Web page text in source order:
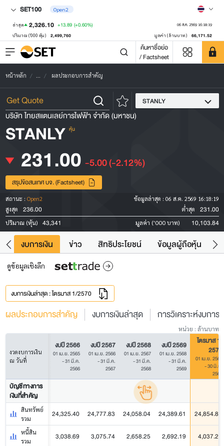
SET100 Open2
ล่าสุด 2,326.10 +13.89 (+0.60%) 06 ส.ค. 2569 16:18:19
ปริมาณ ('000 หุ้น) 2,499,760 มูลค่า (ล้านบาท) 66,171.52
ค้นหาชื่อย่อ
/ Factsheet
หน้าหลัก ... ผลประกอบการสำคัญ
STANLY
บริษัท ไทยสแตนเลย์การไฟฟ้า จำกัด (มหาชน)
STANLY หุ้น
231.00 -5.00(-2.12%)
สรุปข้อสนเทศ บจ. (Factsheet)
สถานะ : Open2 ข้อมูลล่าสุด : 06 ส.ค. 2569 16:18:19
สูงสุด
236.00 ต่ำสุด 231.00
ปริมาณ (หุ้น) 43,341 มูลค่า ('000 บาท) 10,103.84
งบการเงิน ข่าว สิทธิประโยชน์ ข้อมูลผู้ถือหุ้น
ดูข้อมูลเชิงลึก
งบการเงินล่าสุด : ไตรมาส 1/2570
ผลประกอบการสำคัญ งบการเงินล่าสุด การวิเคราะห์งบการ
หน่วย : ล้านบาท
งวดงบการเงิน
ณ วันที่
งบปี 2566
01 เม.ย. 2565
- 31 มี.ค.
2566
งบปี 2567
01 เม.ย. 2566
- 31 มี.ค.
2567
งบปี 2568
01 เม.ย. 2567
- 31 มี.ค.
2568
งบปี 2569
01 เม.ย. 2568
- 31 มี.ค.
2569
ไตรมาส 1/
2570
01 เม.ย. 2569
- 30 มิ.ย.
2569
บัญชีทางการ
เงินที่สำคัญ
สินทรัพย์
รวม
24,325.40 24,777.83 24,058.04 24,389.61 24,854.83
หนี้สิน
รวม
3,038.69 3,075.74 2,658.25 2,692.19 4,037.21